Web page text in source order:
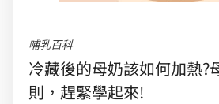
哺乳百科
冷藏後的母奶該如何加熱?
則，趕緊學起來!